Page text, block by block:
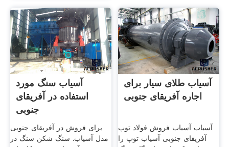
آسیاب سنگ مورد
استفاده در آفریقای
جنوبی
برای فروش در آفریقای جنوبی
مدل آسیاب. سنگ شکن سنگ در
آسیاب طلای سیار برای
اجاره آفریقای جنوبی
آسیاب آسیاب فروش فولاد توپ
آفریقای جنوبی آسیاب توپ را